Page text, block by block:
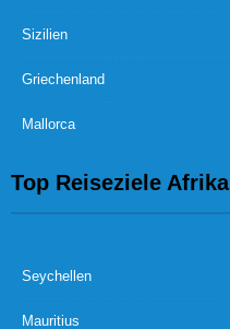
Sizilien
Griechenland
Mallorca
Top Reiseziele Afrika
Seychellen
Mauritius